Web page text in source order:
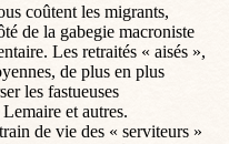
coûtent les migrants,
de la gabegie macroniste
Les retraités « aisés »,
de plus en plus
les fastueuses
et autres.
de vie des « serviteurs »